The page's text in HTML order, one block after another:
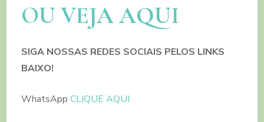
OU VEJA AQUI
SIGA NOSSAS REDES SOCIAIS PELOS LINKS
BAIXO!
WhatsAppCLIQUE AQUI